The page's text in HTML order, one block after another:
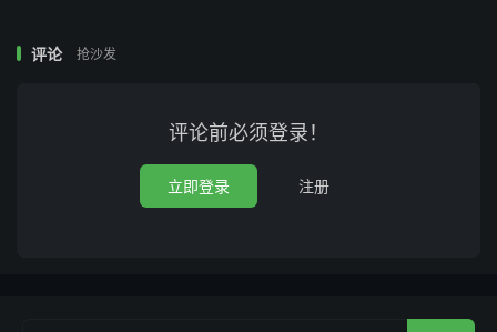
评论 抢沙发
评论前必须登录！
立即登录 注册